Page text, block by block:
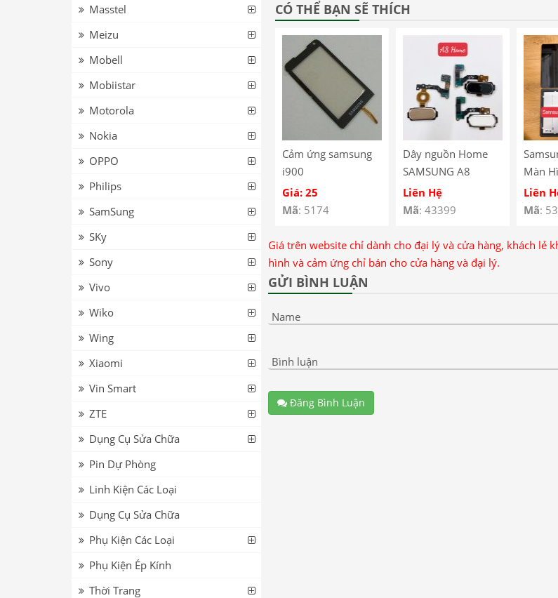
CÓ THỂ BẠN SẼ THÍCH
Cảm ứng samsung
i900
Giá: 25
Mã: 5174
Dây nguồn Home
SAMSUNG A8
Liên Hệ
Mã: 43399
Màn
Galaxy
– Màn
Tab
Liên
Mã:
Giá trên website chỉ dành cho đại lý và cửa hàng, khách lẻ
hình và cảm ứng chỉ bán cho cửa hàng và đại lý.
GỬI BÌNH LUẬN
Name
Bình luận
Đăng Bình Luận
Masstel
Meizu
Mobell
Mobiistar
Motorola
Nokia
OPPO
Philips
SamSung
SKy
Sony
Vivo
Wiko
Wing
Xiaomi
Vin Smart
ZTE
Dụng Cụ Sửa Chữa
Pin Dự Phòng
Linh Kiện Các Loại
Dụng Cụ Sửa Chữa
Phụ Kiện Các Loại
Phụ Kiện Ép Kính
Thời Trang